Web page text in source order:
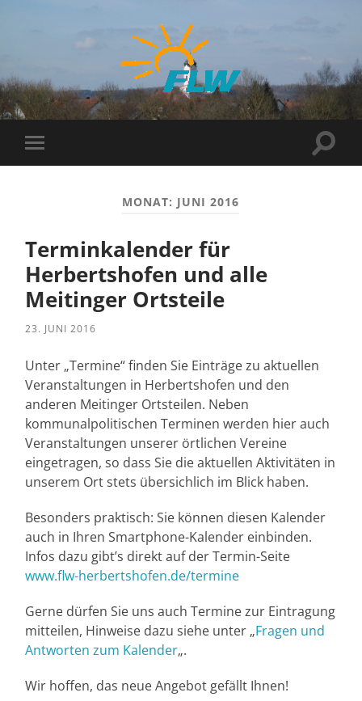
FLW
Mobile-
Menü ein-/
MONAT: JUNI 2016
Terminkalender für
Herbertshofen und alle
Meitinger Ortsteile
23. JUNI 2016
Unter „Termine“ finden Sie Einträge zu aktuellen
Veranstaltungen in Herbertshofen und den
anderen Meitinger Ortsteilen. Neben
kommunalpolitischen Terminen werden hier auch
Veranstaltungen unserer örtlichen Vereine
eingetragen, so dass Sie die aktuellen Aktivitäten in
unserem Ort stets übersichlich im Blick haben.
Besonders praktisch: Sie können diesen Kalender
auch in Ihren Smartphone-Kalender einbinden.
Infos dazu gibt’s direkt auf der Termin-Seite
www.flw-herbertshofen.de/termine
Gerne dürfen Sie uns auch Termine zur Eintragung
mitteilen, Hinweise dazu siehe unter „Fragen und
Antworten zum Kalender„.
Wir hoffen, das neue Angebot gefällt Ihnen!